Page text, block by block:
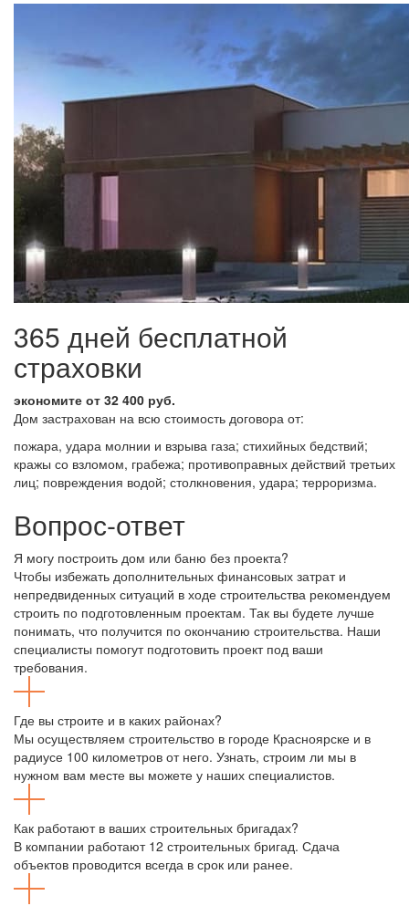
365 дней бесплатной
страховки
экономите от 32 400 руб.
Дом застрахован на всю стоимость договора от:
пожара, удара молнии и взрыва газа; стихийных бедствий;
кражы со взломом, грабежа; противоправных действий третьих
лиц; повреждения водой; столкновения, удара; терроризма.
Вопрос-ответ
Я могу построить дом или баню без проекта?
Чтобы избежать дополнительных финансовых затрат и
непредвиденных ситуаций в ходе строительства рекомендуем
строить по подготовленным проектам. Так вы будете лучше
понимать, что получится по окончанию строительства. Наши
специалисты помогут подготовить проект под ваши
требования.
Где вы строите и в каких районах?
Мы осуществляем строительство в городе Красноярске и в
радиусе 100 километров от него. Узнать, строим ли мы в
нужном вам месте вы можете у наших специалистов.
Как работают в ваших строительных бригадах?
В компании работают 12 строительных бригад. Сдача
объектов проводится всегда в срок или ранее.